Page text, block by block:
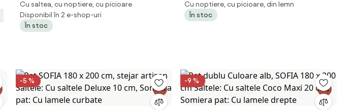
200 cm Saltele: Cu saltele Deluxe 10
cm, Somiera pat: Fara somiera
Cu saltea, cu noptiere, cu picioare
Disponibil în 2 e-shop-uri
În stoc
antracit/alb Saltele: Fara saltea,
Somiera pat: Fara somiera
Cu noptiere, cu picioare, din lemn
În stoc
-5 % -9 %